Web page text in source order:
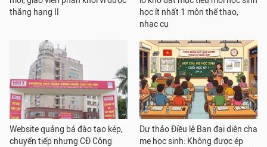
thăng hạng II
học ít nhất 1 môn thể thao,
nhạc cụ
Website quảng bá đào tạo kép,
chuyển tiếp nhưng CĐ Công
Dự thảo Điều lệ Ban đại diện cha
mẹ học sinh: Không được ép